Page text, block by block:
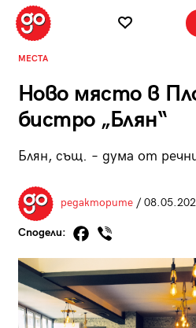
МЕСТА
Ново място в
бистро „Блян“
Блян, същ. – дума от
редакторите/
Сподели: